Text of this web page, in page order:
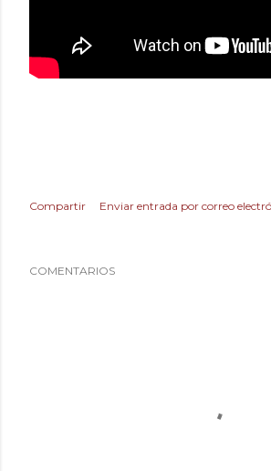
Compartir Enviar entrada por correo
COMENTARIOS